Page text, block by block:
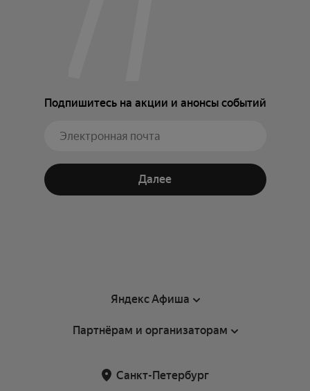
Подпишитесь на акции и анонсы событий
Далее
Яндекс Афиша
Справка
Подарочные сертификаты
Партнёрам и организаторам
Санкт-Петербург